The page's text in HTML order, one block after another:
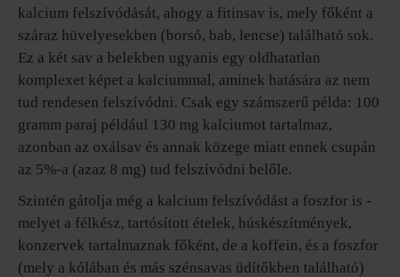
kalcium felszívódását, ahogy a fitinsav is, mely főként a
száraz hüvelyesekben (borsó, bab, lencse) található sok.
Ez a két sav a belekben ugyanis egy oldhatatlan
komplexet képet a kalciummal, aminek hatására az nem
tud rendesen felszívódni. Csak egy számszerű példa: 100
gramm paraj például 130 mg kalciumot tartalmaz,
azonban az oxálsav és annak közege miatt ennek csupán
az 5%-a (azaz 8 mg) tud felszívódni belőle.
Szintén gátolja még a kalcium felszívódást a foszfor is -
melyet a félkész, tartósított ételek, húskészítmények,
konzervek tartalmaznak főként, de a koffein, és a foszfor
(mely a kólában és más szénsavas üdítőkben található)